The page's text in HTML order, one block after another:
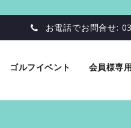
お電話でお問合せ:
ゴルフイベント 会員様専用